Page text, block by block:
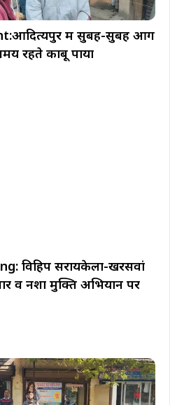
में सुबह-सुबह आग
रहते काबू पाया
विहिप सरायकेला-खरसवां
व नशा मुक्ति अभियान पर